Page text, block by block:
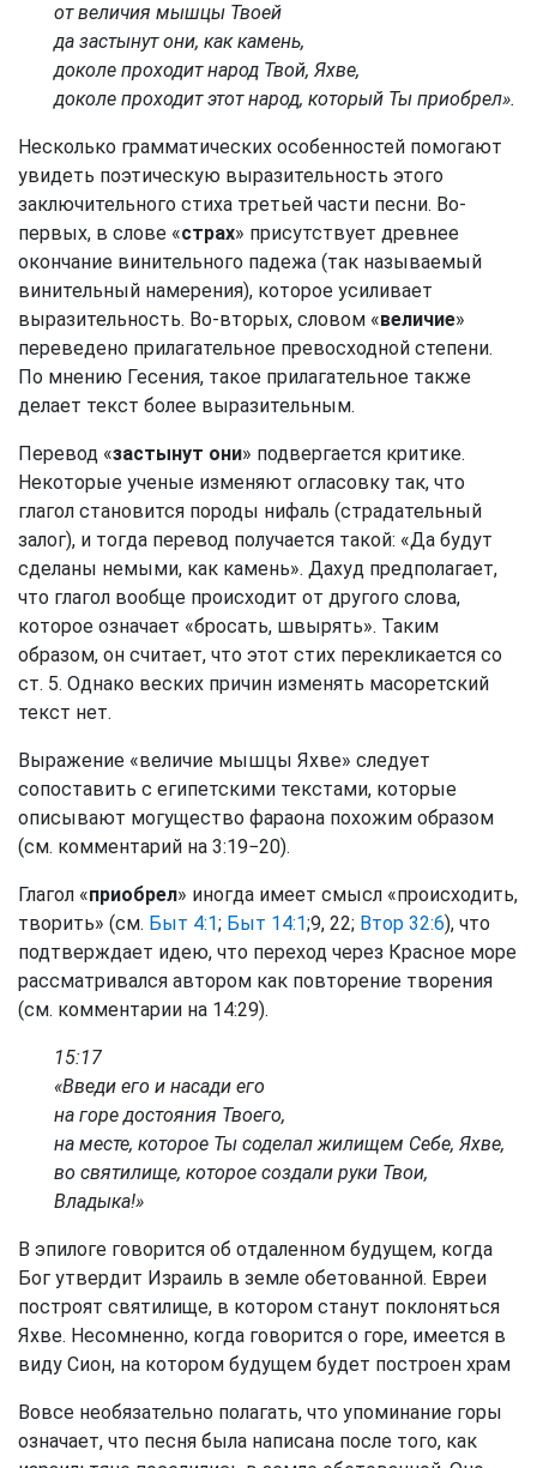
от величия мышцы Твоей
да застынут они, как камень,
доколе проходит народ Твой, Яхве,
доколе проходит этот народ, который Ты приобрел».
Несколько грамматических особенностей помогают
увидеть поэтическую выразительность этого
заключительного стиха третьей части песни. Во-
первых, в слове «страх» присутствует древнее
окончание винительного падежа (так называемый
винительный намерения), которое усиливает
выразительность. Во-вторых, словом «величие»
переведено прилагательное превосходной степени.
По мнению Гесения, такое прилагательное также
делает текст более выразительным.
Перевод «застынут они» подвергается критике.
Некоторые ученые изменяют огласовку так, что
глагол становится породы нифаль (страдательный
залог), и тогда перевод получается такой: «Да будут
сделаны немыми, как камень». Дахуд предполагает,
что глагол вообще происходит от другого слова,
которое означает «бросать, швырять». Таким
образом, он считает, что этот стих перекликается со
ст. 5. Однако веских причин изменять масоретский
текст нет.
Выражение «величие мышцы Яхве» следует
сопоставить с египетскими текстами, которые
описывают могущество фараона похожим образом
(см. комментарий на 3:19−20).
Глагол «приобрел» иногда имеет смысл «происходить,
творить» (см. Быт 4:1; Быт 14:1;9, 22; Втор 32:6), что
подтверждает идею, что переход через Красное море
рассматривался автором как повторение творения
(см. комментарии на 14:29).
15:17
«Введи его и насади его
на горе достояния Твоего,
на месте, которое Ты соделал жилищем Себе, Яхве,
во святилище, которое создали руки Твои,
Владыка!»
В эпилоге говорится об отдаленном будущем, когда
Бог утвердит Израиль в земле обетованной. Евреи
построят святилище, в котором станут поклоняться
Яхве. Несомненно, когда говорится о горе, имеется в
виду Сион, на котором будущем будет построен храм
Вовсе необязательно полагать, что упоминание горы
означает, что песня была написана после того, как